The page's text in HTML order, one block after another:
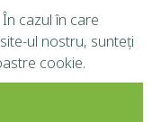
T
V
A.
cazul în care
ul nostru, sunteți
cookie.